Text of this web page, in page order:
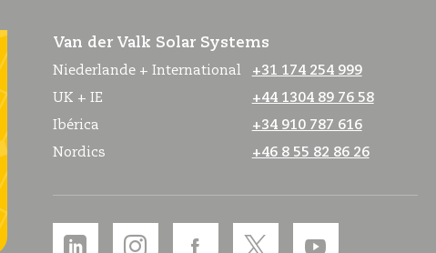
Van der Valk Solar Systems
Niederlande + International
+31 174 254 999
UK + IE
+44 1304 89 76 58
Ibérica
+34 910 787 616
Nordics
+46 8 55 82 86 26